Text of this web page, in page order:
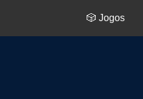
🎲 Jogos